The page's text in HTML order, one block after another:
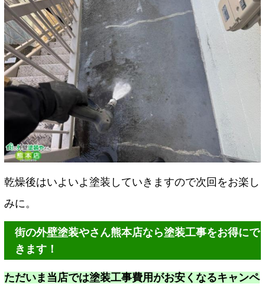
乾燥後はいよいよ塗装していきますので次回をお楽し
みに。
街の外壁塗装やさん熊本店なら塗装工事をお得にで
きます！
ただいま当店では塗装工事費用がお安くなるキャンペ